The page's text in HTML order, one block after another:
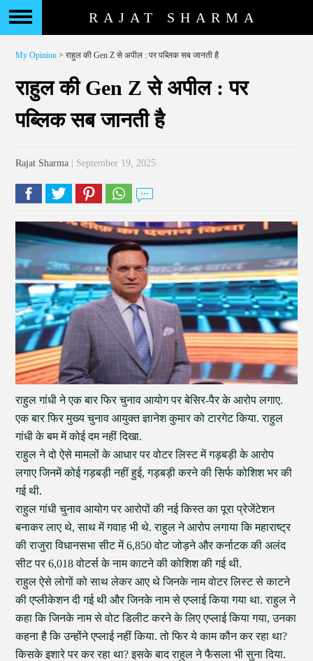
RAJAT SHARMA
My Opinion > राहुल की Gen Z से अपील : पर पब्लिक सब जानती है
राहुल की Gen Z से अपील : पर
पब्लिक सब जानती है
Rajat Sharma | September 19, 2025
राहुल गांधी ने एक बार फिर चुनाव आयोग पर बेसिर-पैर के आरोप लगाए.
एक बार फिर मुख्य चुनाव आयुक्त ज्ञानेश कुमार को टारगेट किया. राहुल
गांधी के बम में कोई दम नहीं दिखा.
राहुल ने दो ऐसे मामलों के आधार पर वोटर लिस्ट में गड़बड़ी के आरोप
लगाए जिनमें कोई गड़बड़ी नहीं हुई, गड़बड़ी करने की सिर्फ कोशिश भर की
गई थी.
राहुल गांधी चुनाव आयोग पर आरोपों की नई किस्त का पूरा प्रेजेंटेशन
बनाकर लाए थे, साथ में गवाह भी थे. राहुल ने आरोप लगाया कि महाराष्ट्र
की राजुरा विधानसभा सीट में 6,850 वोट जोड़ने और कर्नाटक की अलंद
सीट पर 6,018 वोटर्स के नाम काटने की कोशिश की गई थी.
राहुल ऐसे लोगों को साथ लेकर आए थे जिनके नाम वोटर लिस्ट से काटने
की एप्लीकेशन दी गई थी और जिनके नाम से एप्लाई किया गया था. राहुल ने
कहा कि जिनके नाम से वोट डिलीट करने के लिए एप्लाई किया गया, उनका
कहना है कि उन्होंने एप्लाई नहीं किया. तो फिर ये काम कौन कर रहा था?
किसके इशारे पर कर रहा था? इसके बाद राहुल ने फैसला भी सुना दिया.